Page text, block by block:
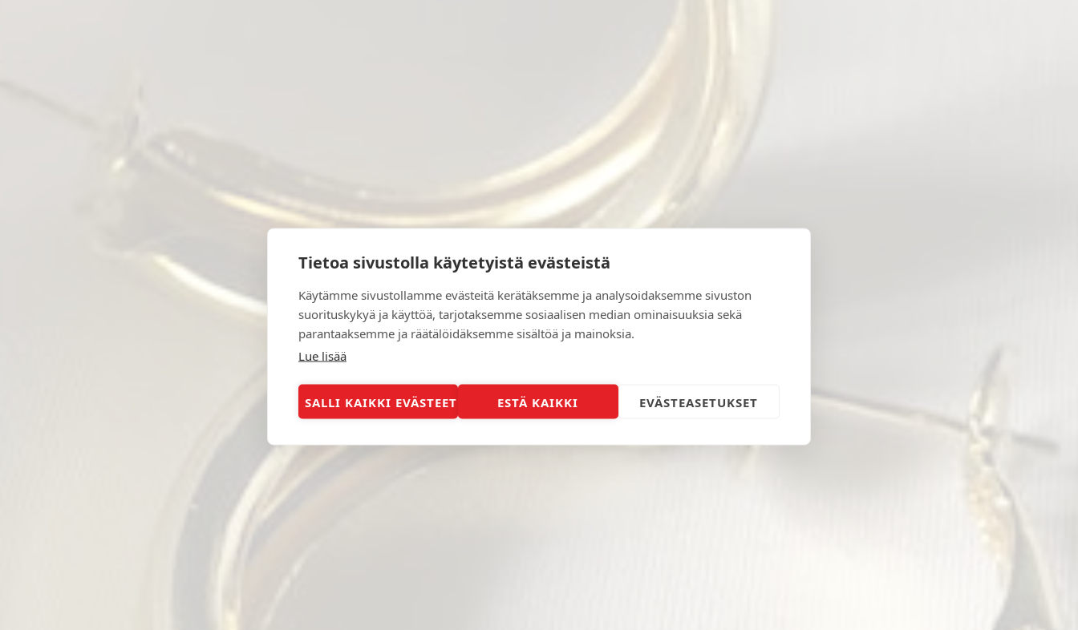
Tietoa sivustolla käytetyistä evästeistä
Käytämme sivustollamme evästeitä kerätäksemme ja analysoidaksemme sivuston
suorituskykyä ja käyttöä, tarjotaksemme sosiaalisen median ominaisuuksia sekä
parantaaksemme ja räätälöidäksemme sisältöä ja mainoksia.
Lue lisää
SALLI KAIKKI EVÄSTEET ESTÄ KAIKKI EVÄSTEASETUKSET